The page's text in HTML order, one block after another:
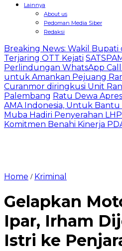
Lainnya
About us
Pedoman Media Siber
Redaksi
Breaking News: Wakil Bupati
Terjaring OTT Kejati
Perlindungan WhatsApp
untuk Amankan Pejuang
Curanmor diringkusi Unit
Palembang Ratu Dewa
AMA Indonesia, Untuk Bantu
Muba Hadiri Penyerahan
Komitmen Benahi Kinerja
Home / Kriminal
Gelapkan
Ipar, Irham
Istri ke